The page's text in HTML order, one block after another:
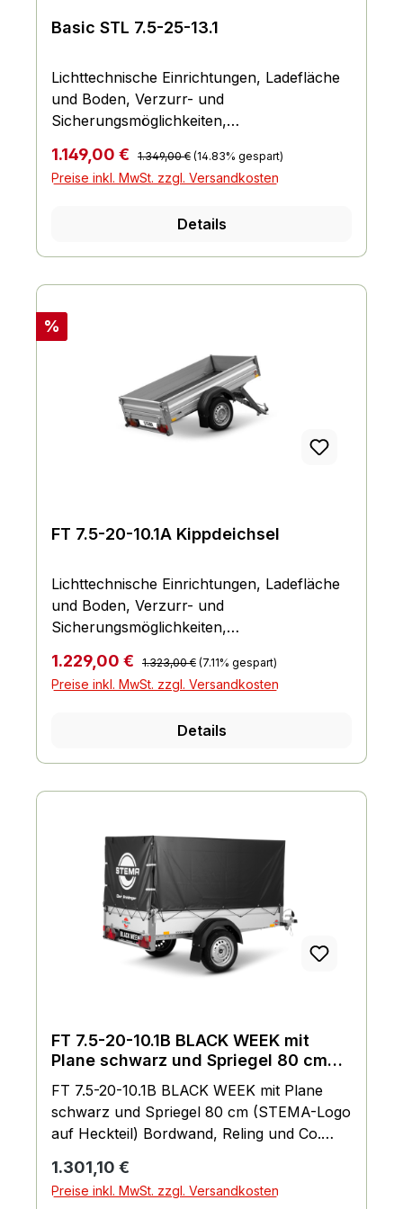
Basic STL 7.5-25-13.1
Lichttechnische Einrichtungen, Ladefläche
und Boden, Verzurr- und
Sicherungsmöglichkeiten,
Netze, Räder und Achsen, Bordwand,
Reling und Co., Fahrgestell und Rahmen
Verkaufspreis:
1.149,00 € Regulärer Preis:
1.349,00 € (14.83% gespart)
Preise inkl. MwSt. zzgl. Versandkosten
Details
Rabatt
%
FT 7.5-20-10.1A Kippdeichsel
Lichttechnische Einrichtungen, Ladefläche
und Boden, Verzurr- und
Sicherungsmöglichkeiten,
Netze, Räder und Achsen, Bordwand,
Reling und Co., Fahrgestell und Rahmen
Verkaufspreis:
1.229,00 € Regulärer Preis:
1.323,00 € (7.11% gespart)
Preise inkl. MwSt. zzgl. Versandkosten
Details
FT 7.5-20-10.1B BLACK WEEK mit
Plane schwarz und Spriegel 80 cm
FT 7.5-20-10.1B BLACK WEEK mit Plane
schwarz und Spriegel 80 cm (STEMA-Logo
auf Heckteil) Bordwand, Reling und Co.
für Planen und Netze Montierte
Einhängeknöpfe zur Fixierung von Planen
Regulärer Preis:
1.301,10 €
Preise inkl. MwSt. zzgl. Versandkosten